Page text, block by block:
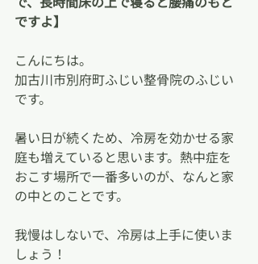
ですよ】
こんにちは。
加古川市別府町ふじい整骨院のふじい
です。
暑い日が続くため、冷房を効かせる家
庭も増えていると思います。熱中症を
おこす場所で一番多いのが、なんと家
の中とのことです。
我慢はしないで、冷房は上手に使いま
しょう！